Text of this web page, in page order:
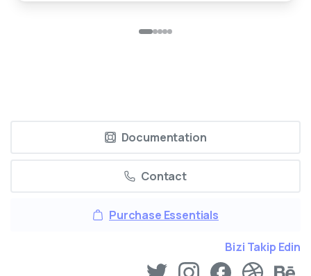
Documentation
Contact
Purchase Essentials
Bizi Takip Edin